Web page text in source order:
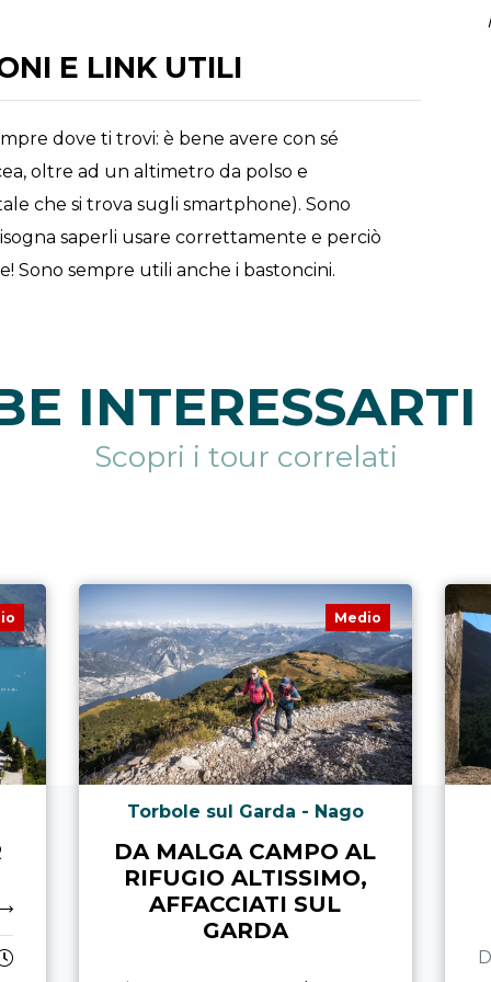
E LINK UTILI
dove ti trovi: è bene avere con sé
oltre ad un altimetro da polso e
che si trova sugli smartphone). Sono
saperli usare correttamente e perciò
Sono sempre utili anche i bastoncini.
Scopri i tour correlati
Medio
Torbole sul Garda - Nago
DA MALGA CAMPO AL
RIFUGIO ALTISSIMO,
AFFACCIATI SUL
GARDA